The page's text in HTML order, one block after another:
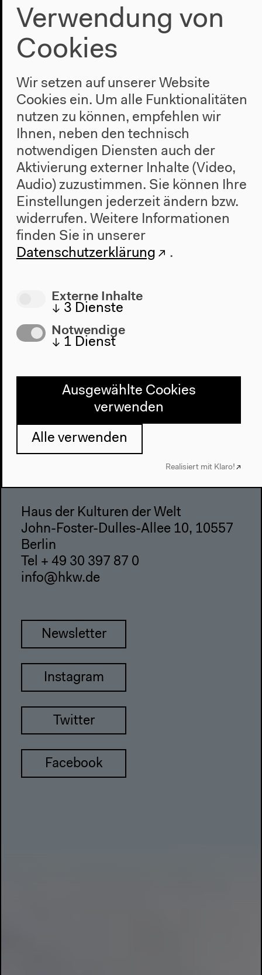
Programm
2022
Das Neue Alphabet
Das Anthropozän am HKW
Haus
Über uns
Architektur
Besuch
Barrierefreiheit
Webshop
Kontakt
Datenschutzeinstellungen
Haus der Kulturen der Welt
John-Foster-Dulles-Allee 10, 10557
Berlin
Tel + 49 30 397 87 0
info@hkw.de
Newsletter
Instagram
Twitter
Facebook
Verwendung von
Cookies
Wir setzen auf unserer Website
Cookies ein. Um alle Funktionalitäten
nutzen zu können, empfehlen wir
Ihnen, neben den technisch
notwendigen Diensten auch der
Aktivierung externer Inhalte (Video,
Audio) zuzustimmen. Sie können Ihre
Einstellungen jederzeit ändern bzw.
widerrufen. Weitere Informationen
finden Sie in unserer
Datenschutzerklärung
.
Externe Inhalte
↓ 3 Dienste
Notwendige
↓ 1 Dienst
Ausgewählte Cookies
verwenden
Alle verwenden
Realisiert mit Klaro!